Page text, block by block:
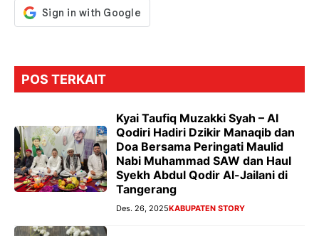
POS TERKAIT
Kyai Taufiq Muzakki Syah – Al
Qodiri Hadiri Dzikir Manaqib dan
Doa Bersama Peringati Maulid
Nabi Muhammad SAW dan Haul
Syekh Abdul Qodir Al-Jailani di
Tangerang
Des. 26, 2025KABUPATEN STORY